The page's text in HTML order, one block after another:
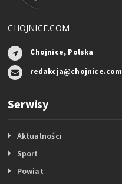
CHOJNICE.COM
Chojnice, Polska
redakcja@chojnice.com
Serwisy
Aktualności
Sport
Powiat